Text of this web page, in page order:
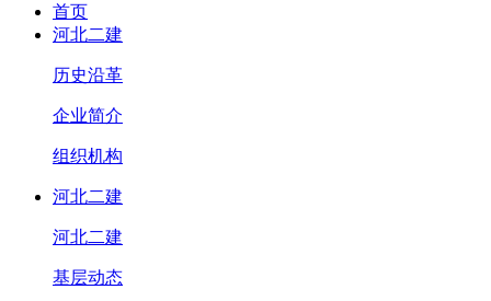
首页
河北二建
历史沿革
企业简介
组织机构
河北二建
河北二建
基层动态